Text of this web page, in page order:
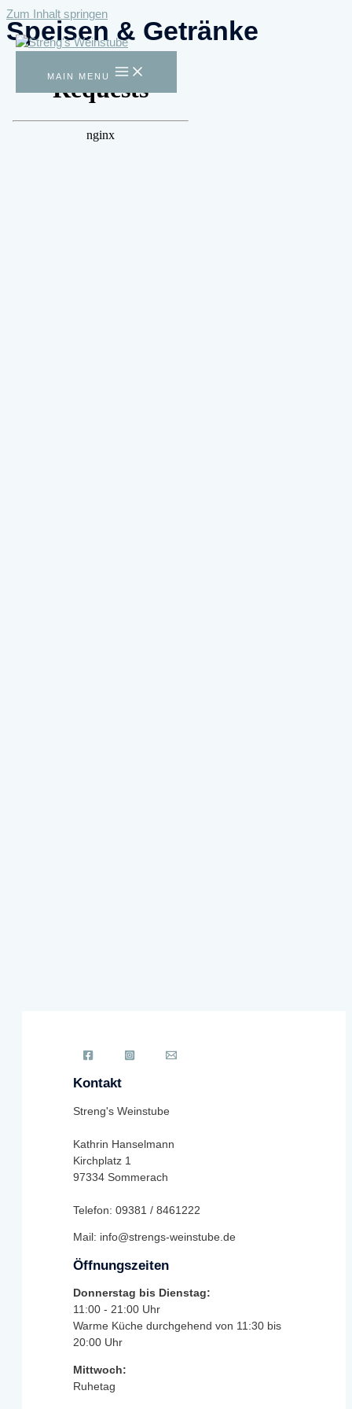
Zum Inhalt springen
MAIN MENU
Speisen & Getränke
Kontakt
Streng's Weinstube
Kathrin Hanselmann
Kirchplatz 1
97334 Sommerach
Telefon: 09381 / 8461222
Mail: info@strengs-weinstube.de
Öffnungszeiten
Donnerstag bis Dienstag:
11:00 - 21:00 Uhr
Warme Küche durchgehend von 11:30 bis
20:00 Uhr
Mittwoch:
Ruhetag